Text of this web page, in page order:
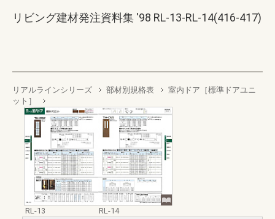
リビング建材発注資料集 '98 RL-13-RL-14(416-417)
リアルラインシリーズ 部材別規格表
室内ドア［標準ドアユニ
ット］
RL-13
RL-14